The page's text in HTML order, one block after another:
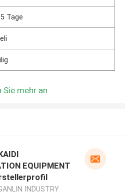
Tage
Sie mehr an
EQUIPMENT
INDUSTRY